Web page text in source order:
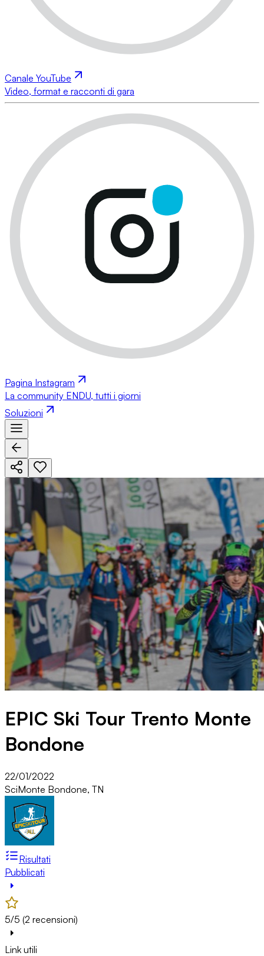
Canale YouTube
Video, format e racconti di gara
Pagina Instagram
La community ENDU, tutti i giorni
Soluzioni
EPIC Ski Tour Trento Monte
Bondone
22/01/2022
SciMonte Bondone, TN
Risultati
Pubblicati
5/5 (2 recensioni)
Link utili